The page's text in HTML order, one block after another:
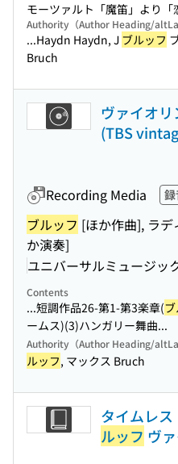
モーツァルト「魔笛」より「
Authority（Author Heading/
...Haydn Haydn, J ブルッフ
Bruch
ヴァイオ
(TBS
Recording Media
ブルッフ [ほか作曲], ラ
か演奏]
ユニバーサルミュージッ
Contents
...短調作品26-第1-第3楽章(
ームス)(3)ハンガリー舞曲...
Authority（Author Heading/
ルッフ, マックス Bruch
タイムレ
ルッフ ヴ